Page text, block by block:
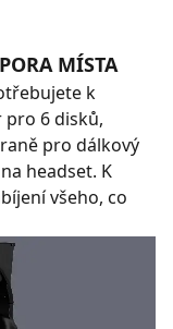
MÍSTA
k
6 disků,
pro dálkový
headset. K
všeho, co